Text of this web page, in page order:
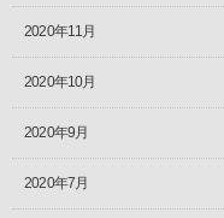
2020年11月
2020年10月
2020年9月
2020年7月